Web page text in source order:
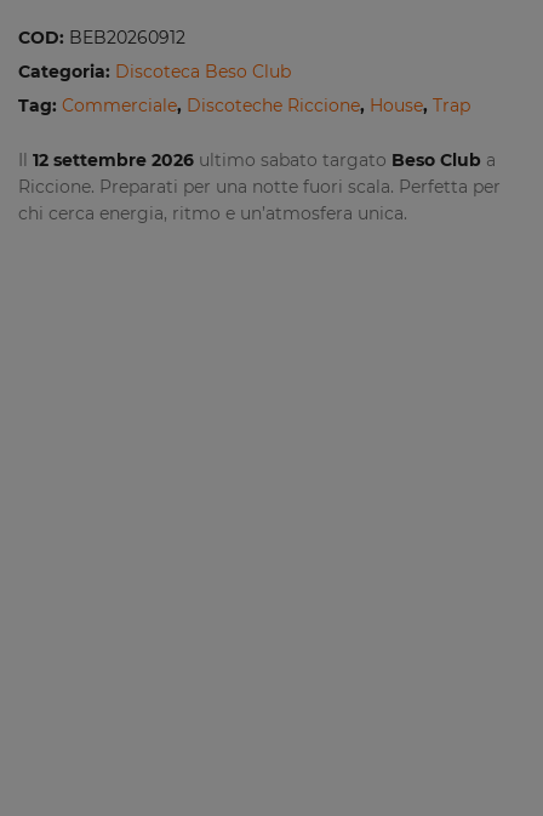
COD: BEB20260912
Categoria: Discoteca Beso Club
Tag: Commerciale, Discoteche Riccione, House, Trap
Il 12 settembre 2026 ultimo sabato targato Beso Club a
Riccione. Preparati per una notte fuori scala. Perfetta per
chi cerca energia, ritmo e un’atmosfera unica.